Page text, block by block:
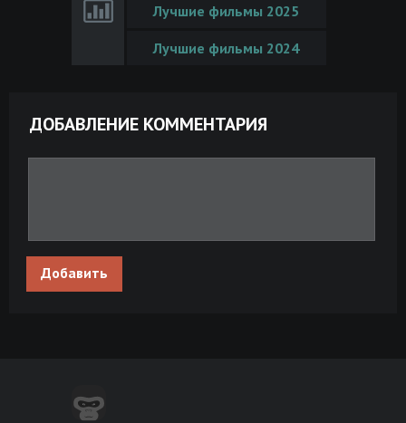
Лучшие фильмы 2025
Лучшие фильмы 2024
ДОБАВЛЕНИЕ КОММЕНТАРИЯ
Добавить